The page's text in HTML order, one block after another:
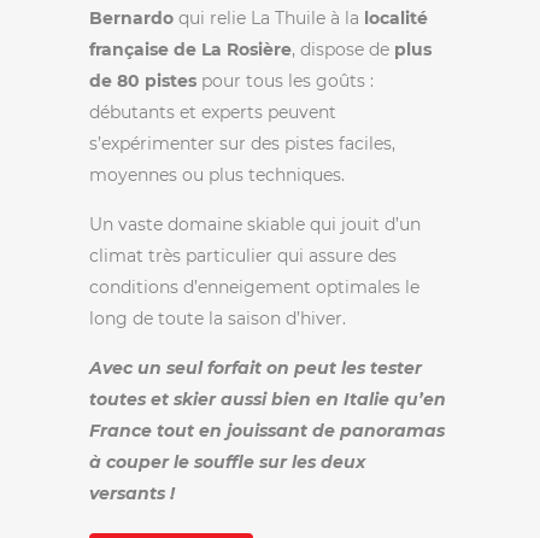
Bernardo qui relie La Thuile à la localité
française de La Rosière, dispose de plus
de 80 pistes pour tous les goûts :
débutants et experts peuvent
s’expérimenter sur des pistes faciles,
moyennes ou plus techniques.
Un vaste domaine skiable qui jouit d’un
climat très particulier qui assure des
conditions d’enneigement optimales le
long de toute la saison d’hiver.
Avec un seul forfait on peut les tester
toutes et skier aussi bien en Italie qu’en
France tout en jouissant de panoramas
à couper le souffle sur les deux
versants !